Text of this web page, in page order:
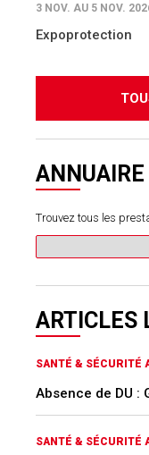
3 NOV. AU 5 NOV.
Expoprotection
ANNUAIRE
Trouvez tous les
ARTICLES
SANTÉ & SÉCURITÉ
Absence de DU :
SANTÉ & SÉCURITÉ